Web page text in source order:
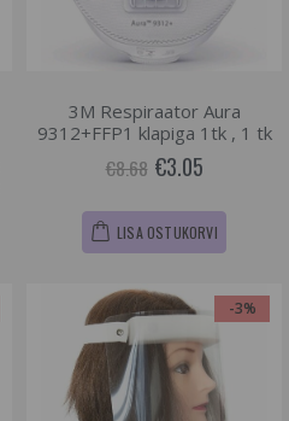
3M Respiraator Aura
9312+FFP1 klapiga 1tk , 1 tk
€8.68 €3.05
LISA OSTUKORVI
-3%